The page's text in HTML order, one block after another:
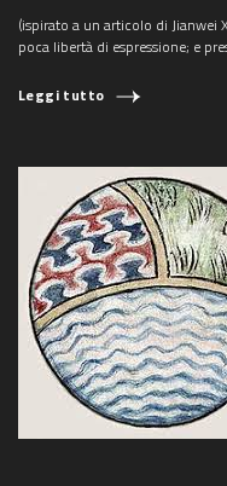
(ispirato a un articolo di Jianwei
poca libertà di espressione; e
Leggi tutto